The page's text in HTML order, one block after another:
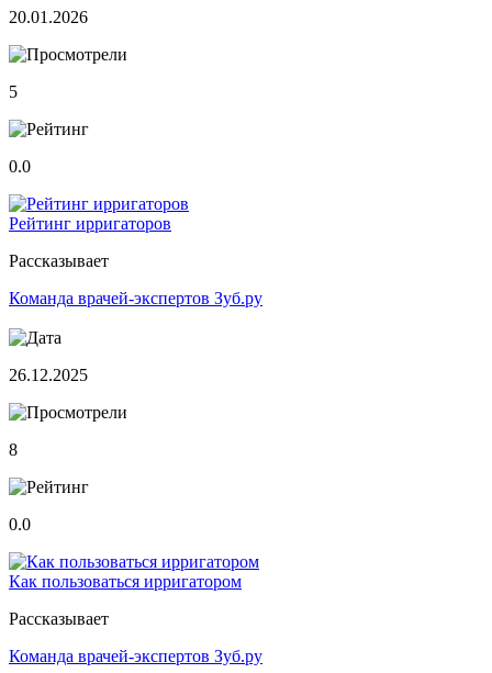
20.01.2026
5
0.0
Рейтинг ирригаторов
Рассказывает
Команда врачей-экспертов Зуб.ру
26.12.2025
8
0.0
Как пользоваться ирригатором
Рассказывает
Команда врачей-экспертов Зуб.ру